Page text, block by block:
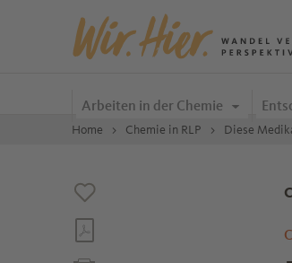
Zum Inhalt springen
Arbeiten in der Chemie
Home Chemie in RLP Diese